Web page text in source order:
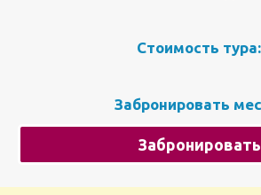
Стоимость тура:
Забронировать
Забронировать